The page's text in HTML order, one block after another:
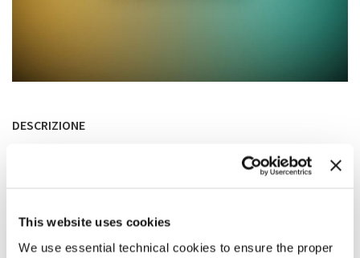
This website uses cookies
We use essential technical cookies to ensure the proper
DESCRIZIONE